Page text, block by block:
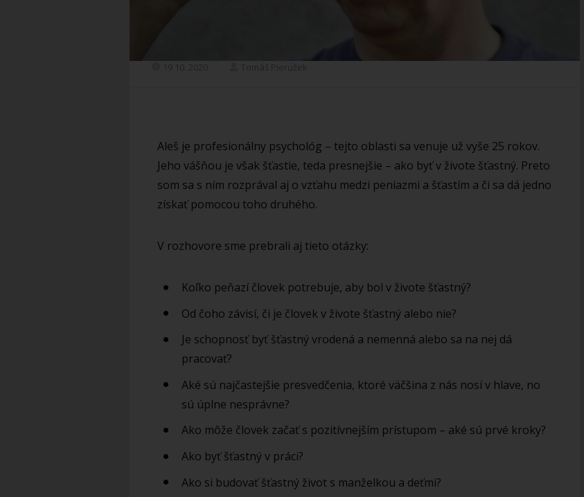
Aleš je profesionálny psychológ – tejto oblasti sa venuje už vyše 25 rokov.
Jeho vášňou je však šťastie, teda presnejšie – ako byť v živote šťastný. Preto
som sa s ním rozprával aj o vzťahu medzi peniazmi a šťastím a či sa dá jedno
získať pomocou toho druhého.
V rozhovore sme prebrali aj tieto otázky:
Koľko peňazí človek potrebuje, aby bol v živote šťastný?
Od čoho závisí, či je človek v živote šťastný alebo nie?
Je schopnosť byť šťastný vrodená a nemenná alebo sa na nej dá
pracovať?
Aké sú najčastejšie presvedčenia, ktoré väčšina z nás nosí v hlave, no
sú úplne nesprávne?
Ako môže človek začať s pozitívnejším prístupom – aké sú prvé kroky?
Ako byť šťastný v práci?
Ako si budovať šťastný život s manželkou a deťmi?